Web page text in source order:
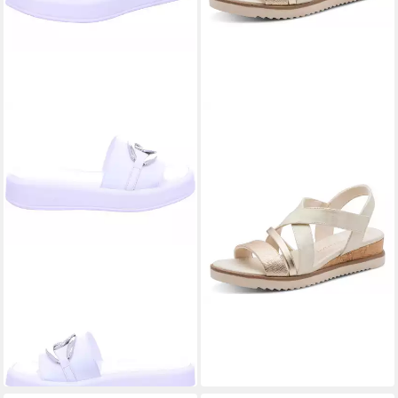
Keilpantolette echtes Leder
56,35 €